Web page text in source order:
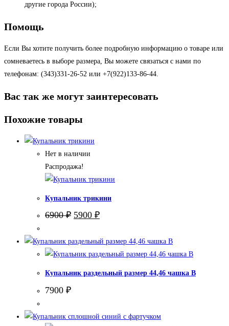
другие города России);
Помощь
Если Вы хотите получить более подробную информацию о товаре или
сомневаетесь в выборе размера, Вы можете связаться с нами по
телефонам: (343)331-26-52 или +7(922)133-86-44.
Вас так же могут заинтересовать
Похожие товары
Нет в наличии
Распродажа!
Купальник трикини
6900₽ Первоначальная
6900 ₽.
5900 ₽Текущая
Купальник раздельный размер 44,46 чашка В
7900 ₽